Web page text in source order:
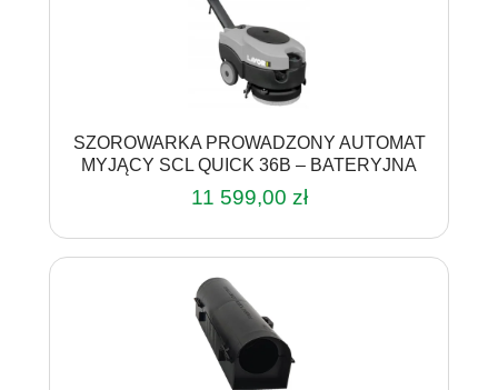
SZOROWARKA PROWADZONY AUTOMAT
MYJĄCY SCL QUICK 36B – BATERYJNA
11 599,00 zł